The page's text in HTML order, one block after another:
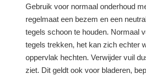
Gebruik voor normaal onderhoud
regelmaat een bezem en een
tegels schoon te houden. Normaal
tegels trekken, het kan zich echter
oppervlak hechten. Verwijder vuil
ziet. Dit geldt ook voor bladeren,